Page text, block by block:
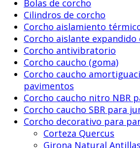
Bolas de corcho
Cilindros de corcho
Corcho aislamiento
Corcho aislante expandido
Corcho antivibratorio
Corcho caucho (goma)
Corcho caucho
pavimentos
Corcho caucho nitro NBR
Corcho caucho SBR para
Corcho decorativo para
Corteza Quercus
Girona Natural Antillas